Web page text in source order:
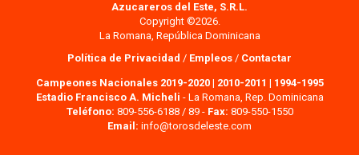
Azucareros del Este, S.R.L.
Copyright ©2026.
La Romana, República Dominicana
Política de Privacidad / Empleos / Contactar
Campeones Nacionales 2019-2020| 2010-2011 | 1994-1995
Estadio Francisco A. Micheli - La Romana, Rep. Dominicana
Teléfono: 809-556-6188 / 89 - Fax: 809-550-1550
Email: info@torosdeleste.com